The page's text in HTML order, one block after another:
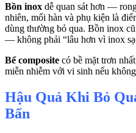
Bồn inox dễ quan sát hơn —
nhiên, mối hàn và phụ kiện là
dùng thường bỏ qua. Bồn inox
— không phải “lâu hơn vì inox
Bể composite có bề mặt trơn
miễn nhiễm với vi sinh nếu
Hậu Quả Khi Bỏ
Bẩn